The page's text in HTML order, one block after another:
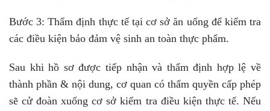
Bước 3: Thẩm định thực tế tại cơ sở ăn uống để kiểm tra
các điều kiện bảo đảm vệ sinh an toàn thực phẩm.
Sau khi hồ sơ được tiếp nhận và thẩm định hợp lệ về
thành phần & nội dung, cơ quan có thẩm quyền cấp phép
sẽ cử đoàn xuống cơ sở kiểm tra điều kiện thực tế. Nếu